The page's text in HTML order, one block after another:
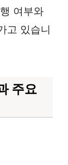
여부와
고 있습니
주요